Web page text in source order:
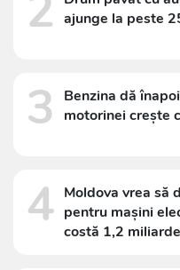
ajunge la peste
3
Benzina dă
motorinei crește
4 Moldova vrea să
pentru mașini
costă 1,2